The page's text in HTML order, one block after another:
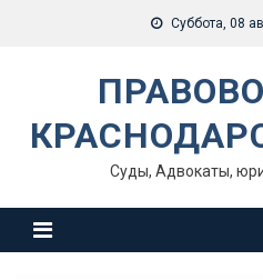
Суббота, 08
Суды, Адвокаты,